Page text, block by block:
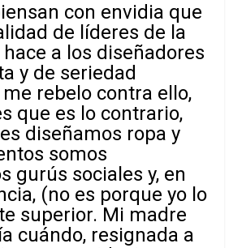
con envidia que
de líderes de la
a los diseñadores
y de seriedad
rebelo contra ello,
que es lo contrario,
diseñamos ropa y
somos
gurús sociales y, en
(no es porque yo lo
superior. Mi madre
cuándo, resignada a